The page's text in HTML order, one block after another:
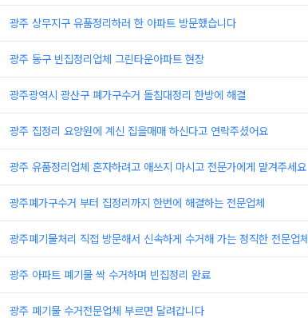
광주 상무지구 유품정리하러 한 아파트 방문했습니다
광주 동구 빈집정리업체 그린타운아파트 현장
광주광역시 광산구 폐가구수거 돌침대정리 한방에 해결
광주 집정리 요양원에 계신 집을매매 하신다고 연락주셨어요
광주 유품정리업체 혼자하려고 애쓰지 마시고 전문가에게 맡겨주세요
광주폐가구수거 부터 집정리까지 한번에 해결하는 전문업체
광주폐기물처리 직접 방문해서 신속하게 수거해 가는 정직한 전문업체
광주 아파트 폐기물 싹 수거하며 빈집정리 완료
광주 폐기물 수거전문업체 부르면 달려갑니다